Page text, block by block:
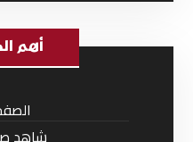
أهم
شاهد